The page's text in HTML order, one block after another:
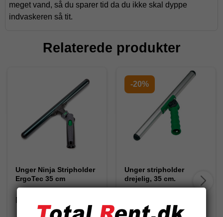
meget vand, så du sparer tid da du ikke skal dyppe
indvaskeren så tit.
Relaterede produkter
Unger Ninja Stripholder
ErgoTec 35 cm
-20%
Unger stripholder
drejelig, 35 cm.